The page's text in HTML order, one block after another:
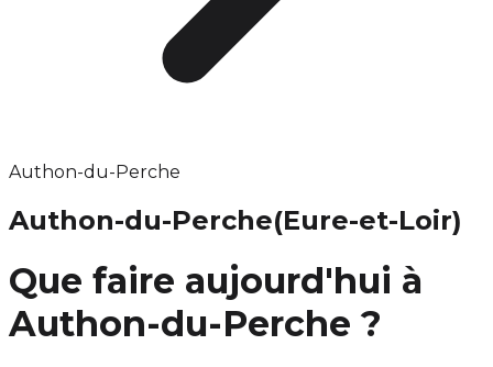
Authon-du-Perche
Authon-du-Perche(Eure-et-Loir)
Que faire aujourd'hui à
Authon-du-Perche ?